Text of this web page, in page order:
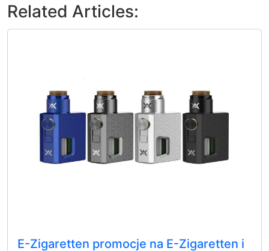
Related Articles:
E-Zigaretten promocje na E-Zigaretten i